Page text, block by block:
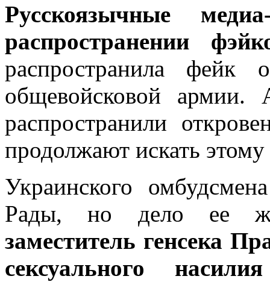
Русскоязычные
распространении
распространила фейк
общевойсковой армии.
распространили
продолжают искать
Украинского
Рады, но дело ее
заместитель генсека
сексуального